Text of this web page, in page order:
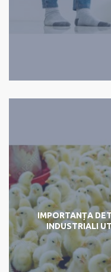
IMPORTANȚA
INDUSTRIALI